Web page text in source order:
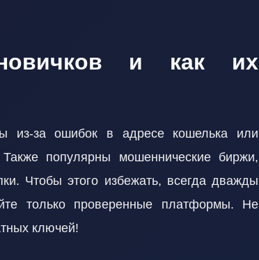
и как их
из-за ошибок в адресе кошелька или
Также популярны мошеннические биржи,
Чтобы этого избежать, всегда дважды
только проверенные платформы. Не
ключей!